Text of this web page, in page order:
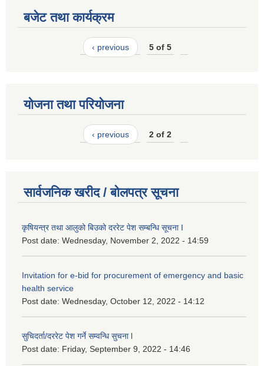
बजेट तथा कार्यक्रम
‹ previous 5 of 5
योजना तथा परियोजना
‹ previous 2 of 2
सार्वजनिक खरीद / बोलपत्र सूचना
कृषियन्त्र तथा आलुको बिउको दररेट पेश सम्बन्धि सूचना I
Post date: Wednesday, November 2, 2022 - 14:59
Invitation for e-bid for procurement of emergency and basic
health service
Post date: Wednesday, October 12, 2022 - 14:12
सुचिदर्ता/दररेट पेश गर्ने सम्वन्धि सुचना l
Post date: Friday, September 9, 2022 - 14:46